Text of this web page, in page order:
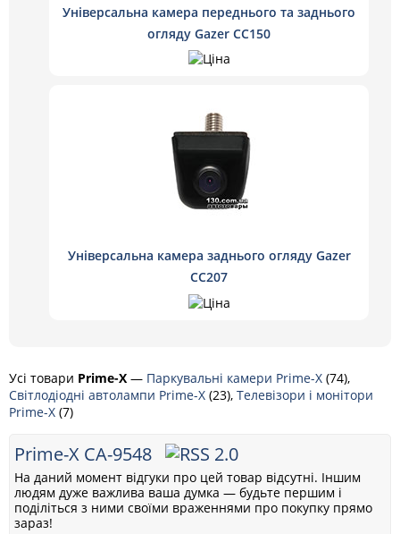
Універсальна камера переднього та заднього
огляду Gazer CC150
Універсальна камера заднього огляду Gazer
CC207
Усі товари Prime-X — Паркувальні камери Prime-X (74),
Cвітлодіодні автолампи Prime-X (23), Телевізори і монітори
Prime-X (7)
Prime-X CA-9548
На даний момент відгуки про цей товар відсутні. Іншим
людям дуже важлива ваша думка — будьте першим і
поділіться з ними своїми враженнями про покупку прямо
зараз!